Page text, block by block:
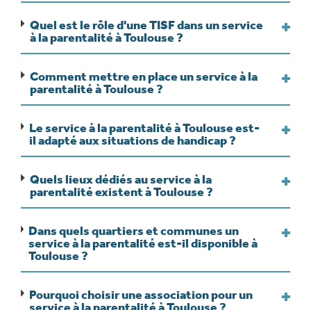
Quel est le rôle d'une TISF dans un service
à la parentalité à Toulouse ?
Comment mettre en place un service à la
parentalité à Toulouse ?
Le service à la parentalité à Toulouse est-
il adapté aux situations de handicap ?
Quels lieux dédiés au service à la
parentalité existent à Toulouse ?
Dans quels quartiers et communes un
service à la parentalité est-il disponible à
Toulouse ?
Pourquoi choisir une association pour un